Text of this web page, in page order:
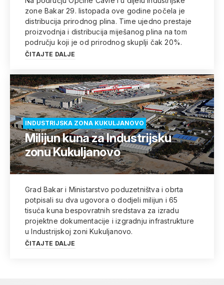
zone Bakar 29. listopada ove godine počela je
distribucija prirodnog plina. Time ujedno prestaje
proizvodnja i distribucija miješanog plina na tom
području koji je od prirodnog skuplji čak 20%.
ČITAJTE DALJE
INDUSTRIJSKA ZONA KUKULJANOVO
Milijun kuna za Industrijsku
zonu Kukuljanovo
Grad Bakar i Ministarstvo poduzetništva i obrta
potpisali su dva ugovora o dodjeli milijun i 65
tisuća kuna bespovratnih sredstava za izradu
projektne dokumentacije i izgradnju infrastrukture
u Industrijskoj zoni Kukuljanovo.
ČITAJTE DALJE